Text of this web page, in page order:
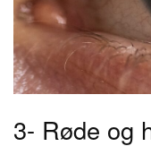
3- Røde og